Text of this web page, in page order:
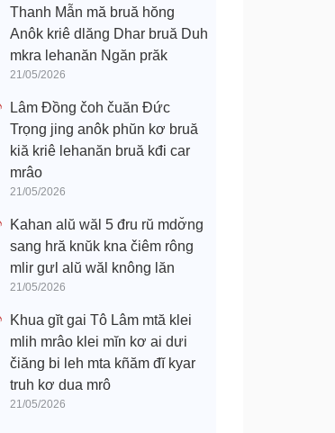
Thanh Mẫn mă bruă hŏng
Anôk kriê dlăng Dhar bruă Duh
mkra lehanăn Ngăn prăk
21/05/2026
Lâm Đồng čoh čuăn Đức
Trọng jing anôk phŭn kơ bruă
kiă kriê lehanăn bruă kđi car
mrâo
21/05/2026
Kahan alŭ wăl 5 đru rŭ mdơ̆ng
sang hră knŭk kna čiêm rông
mlir gưl alŭ wăl knông lăn
21/05/2026
Khua gĭt gai Tô Lâm mtă klei
mlih mrâo klei mĭn kơ ai dưi
čiăng bi leh mta kñăm đĭ kyar
truh kơ dua mrô
21/05/2026